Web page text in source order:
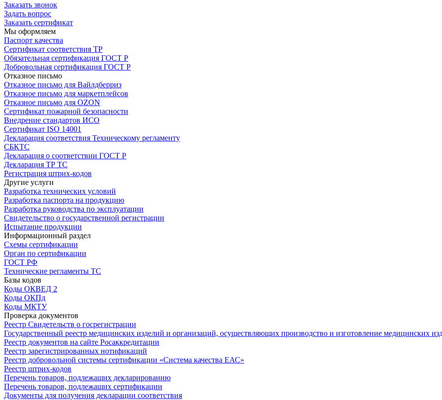
Заказать звонок
Задать вопрос
Заказать сертификат
Мы оформляем
Паспорт качества
Сертификат соответствия ТР
Обязательная сертификация ГОСТ Р
Добровольная сертификация ГОСТ Р
Отказное письмо
Отказное письмо для Вайлдберриз
Отказное письмо для маркетплейсов
Отказное письмо для OZON
Сертификат пожарной безопасности
Внедрение стандартов ИСО
Сертификат ISO 14001
Декларация соответствия Техническому регламенту
СБКТС
Декларация о соответствии ГОСТ Р
Декларация ТР ТС
Регистрация штрих-кодов
Другие услуги
Разработка технических условий
Разработка паспорта на продукцию
Разработка руководства по эксплуатации
Свидетельство о государственной регистрации
Испытание продукции
Информационный раздел
Схемы сертификации
Орган по сертификации
ГОСТ РФ
Технические регламенты ТС
Базы кодов
Коды ОКВЕД 2
Коды ОКПд
Коды МКТУ
Проверка документов
Реестр Свидетельств о госрегистрации
Государственный реестр медицинских изделий и организаций, осуществляющих производство и изготовление медицинских
Реестр документов на сайте Росаккредитации
Реестр зарегистрированных нотификаций
Реестр добровольной системы сертификации «Система качества ЕАС»
Реестр штрих-кодов
Перечень товаров, подлежащих декларированию
Перечень товаров, подлежащих сертификации
Документы для получения декларации соответствия